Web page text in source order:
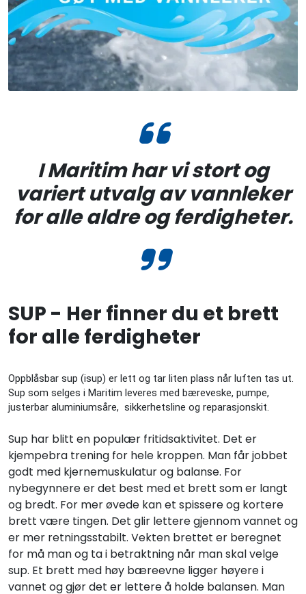
I Maritim har vi stort og
variert utvalg av vannleker
for alle aldre og ferdigheter.
SUP - Her finner du et brett
for alle ferdigheter
Oppblåsbar sup (isup) er lett og tar liten plass når luften tas ut.
Sup som selges i Maritim leveres med bæreveske, pumpe,
justerbar aluminiumsåre, sikkerhetsline og reparasjonskit.
Sup har blitt en populær fritidsaktivitet. Det er
kjempebra trening for hele kroppen. Man får jobbet
godt med kjernemuskulatur og balanse. For
nybegynnere er det best med et brett som er langt
og bredt. For mer øvede kan et spissere og kortere
brett være tingen. Det glir lettere gjennom vannet og
er mer retningsstabilt. Vekten brettet er beregnet
for må man og ta i betraktning når man skal velge
sup. Et brett med høy bæreevne ligger høyere i
vannet og gjør det er lettere å holde balansen. Man
Fritid/Sikkerhet
Båtpleie/Opplag
Outlet
Kampanje